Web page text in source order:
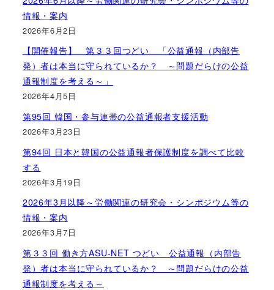
情報・案内
2026年6月2日
【開催報告】 第３３回つどい 「公益通報（内部告
発）者は本当に守られているか？ ～問題だらけの公益
通報制度を考える～」
2026年4月5日
第95回 韓国・参与連帯の公益通報者支援活動
2026年3月23日
第94回 日本と韓国の公益通報者保護制度を調べて比較
する
2026年3月19日
2026年3月以降～労働関連の研究会・シンポジウム等の
情報・案内
2026年3月7日
第３３回 働き方ASU-NET つどい 公益通報（内部告
発）者は本当に守られているか？ ～問題だらけの公益
通報制度を考える～